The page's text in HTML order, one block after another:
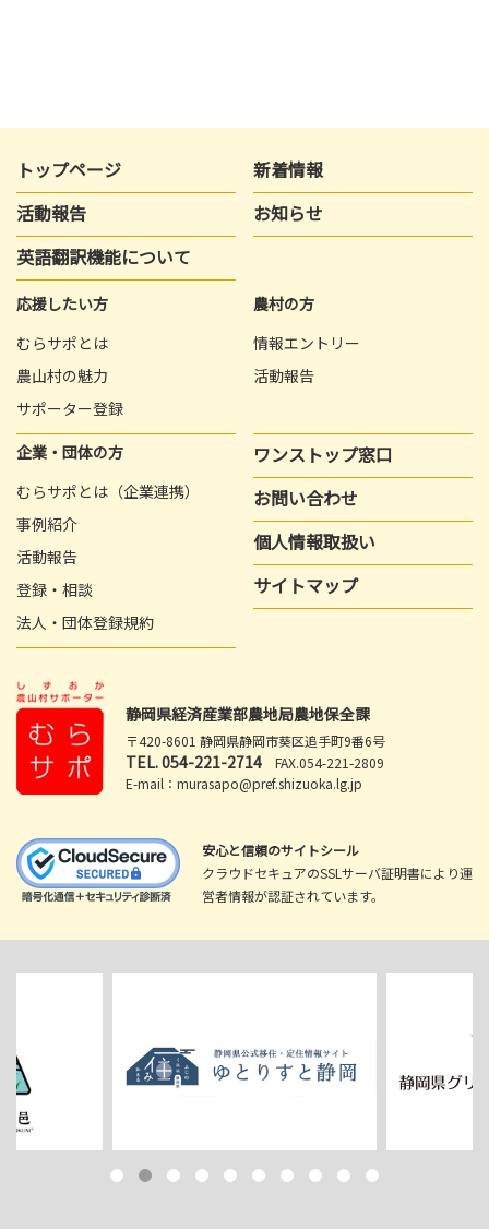
トップページ
新着情報
活動報告
お知らせ
英語翻訳機能について
応援したい方
むらサポとは
農山村の魅力
サポーター登録
農村の方
情報エントリー
活動報告
企業・団体の方
むらサポとは（企業連携）
事例紹介
活動報告
登録・相談
法人・団体登録規約
ワンストップ窓口
お問い合わせ
個人情報取扱い
サイトマップ
静岡県経済産業部農地局農地保全課
〒420-8601 静岡県静岡市葵区追手町9番6号
TEL.054-221-2714 FAX.054-221-2809
E-mail：murasapo@pref.shizuoka.lg.jp
安心と信頼のサイトシール
クラウドセキュアのSSLサーバ証明書により運
営者情報が認証されています。